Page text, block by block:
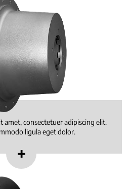
amet, consectetuer adipiscing elit.
ligula eget dolor.